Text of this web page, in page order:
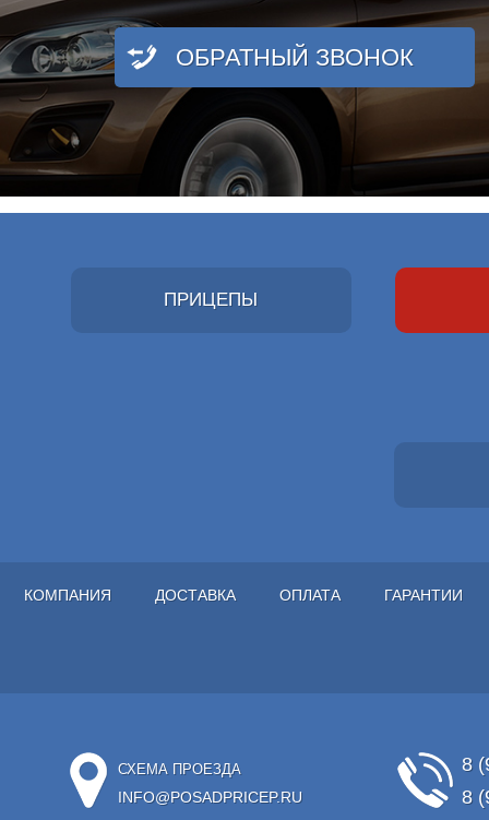
ОБРАТНЫЙ ЗВОНОК
ПРИЦЕПЫ
КОМПАНИЯ ДОСТАВКА ОПЛАТА ГАРАНТИИ
СХЕМА ПРОЕЗДА
INFO@POSADPRICEP.RU
8
8